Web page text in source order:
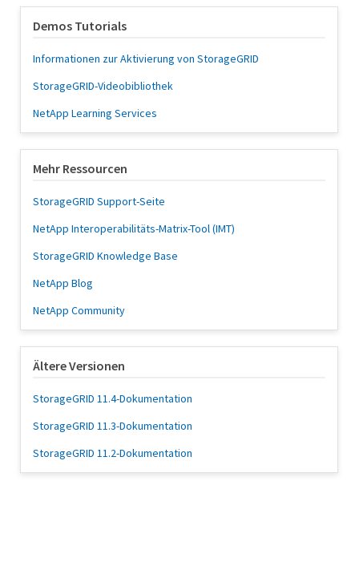
Demos Tutorials
Informationen zur Aktivierung von StorageGRID
StorageGRID-Videobibliothek
NetApp Learning Services
Mehr Ressourcen
StorageGRID Support-Seite
NetApp Interoperabilitäts-Matrix-Tool (IMT)
StorageGRID Knowledge Base
NetApp Blog
NetApp Community
Ältere Versionen
StorageGRID 11.4-Dokumentation
StorageGRID 11.3-Dokumentation
StorageGRID 11.2-Dokumentation